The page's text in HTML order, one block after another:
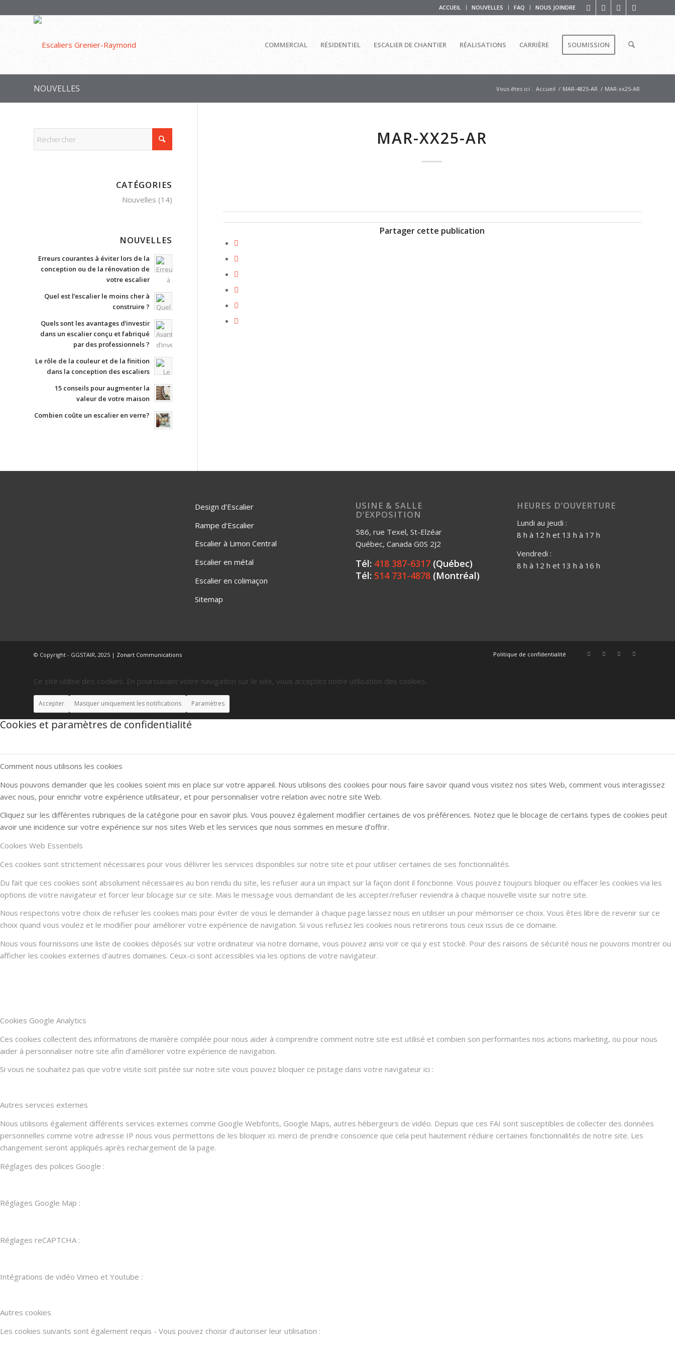
ACCUEIL NOUVELLES FAQ NOUS JOINDRE
COMMERCIAL RÉSIDENTIEL ESCALIER DE CHANTIER RÉALISATIONS CARRIÈRE SOUMISSION
NOUVELLES Vous êtes ici : Accueil / MAR-4825-AR / MAR-xx25-AR
MAR-XX25-AR
Partager cette publication
CATÉGORIES
Nouvelles (14)
NOUVELLES
Erreurs courantes à éviter lors de la
conception ou de la rénovation de
votre escalier
Quel est l’escalier le moins cher à
construire ?
Quels sont les avantages d’investir
dans un escalier conçu et fabriqué
par des professionnels ?
Le rôle de la couleur et de la finition
dans la conception des escaliers
15 conseils pour augmenter la
valeur de votre maison
Combien coûte un escalier en verre?
Design d'Escalier
Rampe d'Escalier
Escalier à Limon Central
Escalier en métal
Escalier en colimaçon
Sitemap
USINE & SALLE
D’EXPOSITION
586, rue Texel, St-Elzéar
Québec, Canada G0S 2J2
Tél: 418 387-6317 (Québec)
Tél: 514 731-4878 (Montréal)
HEURES D’OUVERTURE
Lundi au jeudi :
8 h à 12 h et 13 h à 17 h
Vendredi :
8 h à 12 h et 13 h à 16 h
© Copyright - GGSTAIR, 2025 | Zonart Communications Politique de confidentialité
Ce site utilise des cookies. En poursuivant votre navigation sur le site, vous acceptez notre utilisation des cookies.
Accepter Masquer uniquement les notifications Paramètres
Cookies et paramètres de confidentialité
Comment nous utilisons les cookies
Nous pouvons demander que les cookies soient mis en place sur votre appareil. Nous utilisons des cookies pour nous faire savoir quand vous visitez nos sites Web, comment vous interagissez
avec nous, pour enrichir votre expérience utilisateur, et pour personnaliser votre relation avec notre site Web.
Cliquez sur les différentes rubriques de la catégorie pour en savoir plus. Vous pouvez également modifier certaines de vos préférences. Notez que le blocage de certains types de cookies peut
avoir une incidence sur votre expérience sur nos sites Web et les services que nous sommes en mesure d’offrir.
Cookies Web Essentiels
Ces cookies sont strictement nécessaires pour vous délivrer les services disponibles sur notre site et pour utiliser certaines de ses fonctionnalités.
Du fait que ces cookies sont absolument nécessaires au bon rendu du site, les refuser aura un impact sur la façon dont il fonctionne. Vous pouvez toujours bloquer ou effacer les cookies via les
options de votre navigateur et forcer leur blocage sur ce site. Mais le message vous demandant de les accepter/refuser reviendra à chaque nouvelle visite sur notre site.
Nous respectons votre choix de refuser les cookies mais pour éviter de vous le demander à chaque page laissez nous en utiliser un pour mémoriser ce choix. Vous êtes libre de revenir sur ce
choix quand vous voulez et le modifier pour améliorer votre expérience de navigation. Si vous refusez les cookies nous retirerons tous ceux issus de ce domaine.
Nous vous fournissons une liste de cookies déposés sur votre ordinateur via notre domaine, vous pouvez ainsi voir ce qui y est stocké. Pour des raisons de sécurité nous ne pouvons montrer ou
afficher les cookies externes d’autres domaines. Ceux-ci sont accessibles via les options de votre navigateur.
Cookies Google Analytics
Ces cookies collectent des informations de manière compilée pour nous aider à comprendre comment notre site est utilisé et combien son performantes nos actions marketing, ou pour nous
aider à personnaliser notre site afin d’améliorer votre expérience de navigation.
Si vous ne souhaitez pas que votre visite soit pistée sur notre site vous pouvez bloquer ce pistage dans votre navigateur ici :
Autres services externes
Nous utilisons également différents services externes comme Google Webfonts, Google Maps, autres hébergeurs de vidéo. Depuis que ces FAI sont susceptibles de collecter des données
personnelles comme votre adresse IP nous vous permettons de les bloquer ici. merci de prendre conscience que cela peut hautement réduire certaines fonctionnalités de notre site. Les
changement seront appliqués après rechargement de la page.
Réglages des polices Google :
Réglages Google Map :
Réglages reCAPTCHA :
Intégrations de vidéo Vimeo et Youtube :
Autres cookies
Les cookies suivants sont également requis - Vous pouvez choisir d’autoriser leur utilisation :